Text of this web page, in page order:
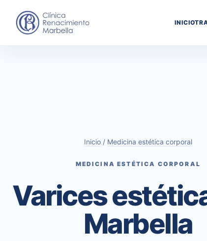
INICIO
Inicio/ Medicina estética corporal
MEDICINA ESTÉTICA CORPORAL
Varices
Marbella